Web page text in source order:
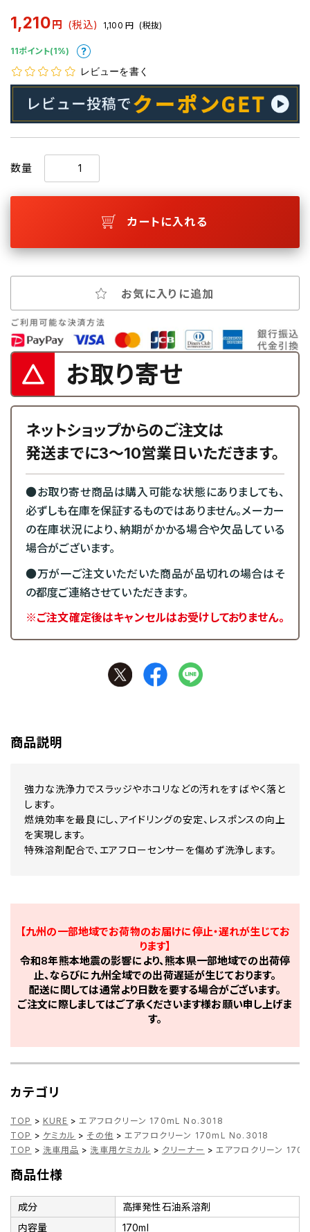
1,210 円 (税込) 1,100 円 (税抜)
11ポイント(1%)
レビューを書く
数量
カートに入れる
お気に入りに追加
お取り寄せ
ネットショップからのご注文は
発送までに3～10営業日いただきます。
●お取り寄せ商品は購入可能な状態にありましても、
必ずしも在庫を保証するものではありません。メーカー
の在庫状況により、納期がかかる場合や欠品している
場合がございます。
●万が一ご注文いただいた商品が品切れの場合はそ
の都度ご連絡させていただきます。
※ご注文確定後はキャンセルはお受けしておりません。
商品説明
強力な洗浄力でスラッジやホコリなどの汚れをすばやく落と
します。
燃焼効率を最良にし、アイドリングの安定、レスポンスの向上
を実現します。
特殊溶剤配合で、エアフローセンサーを傷めず洗浄します。
【九州の一部地域でお荷物のお届けに停止・遅れが生じてお
ります】
令和8年熊本地震の影響により、熊本県一部地域での出荷停
止、ならびに九州全域での出荷遅延が生じております。
配送に関しては通常より日数を要する場合がございます。
ご注文に際しましてはご了承くださいます様お願い申し上げま
す。
カテゴリ
TOP > KURE > エアフロクリーン 170mL No.3018
TOP > ケミカル > その他 > エアフロクリーン 170mL No.3018
TOP > 洗車用品 > 洗車用ケミカル > クリーナー > エアフロクリーン
商品仕様
成分
高揮発性石油系溶剤
内容量
170ml